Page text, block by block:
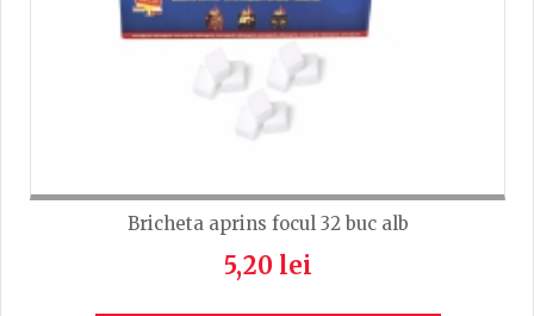
Bricheta aprins focul 32 buc alb
5,20 lei